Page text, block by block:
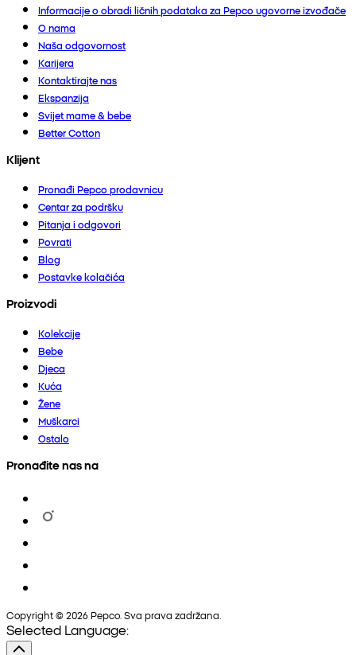
Informacije o obradi ličnih podataka za Pepco ugovorne izvođače
O nama
Naša odgovornost
Karijera
Kontaktirajte nas
Ekspanzija
Svijet mame & bebe
Better Cotton
Klijent
Pronađi Pepco prodavnicu
Centar za podršku
Pitanja i odgovori
Povrati
Blog
Postavke kolačića
Proizvodi
Kolekcije
Bebe
Djeca
Kuća
Žene
Muškarci
Ostalo
Pronađite nas na
Copyright © 2026 Pepco. Sva prava zadržana.
Selected Language: